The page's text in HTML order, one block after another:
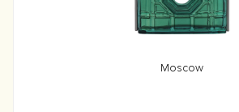
Moscow